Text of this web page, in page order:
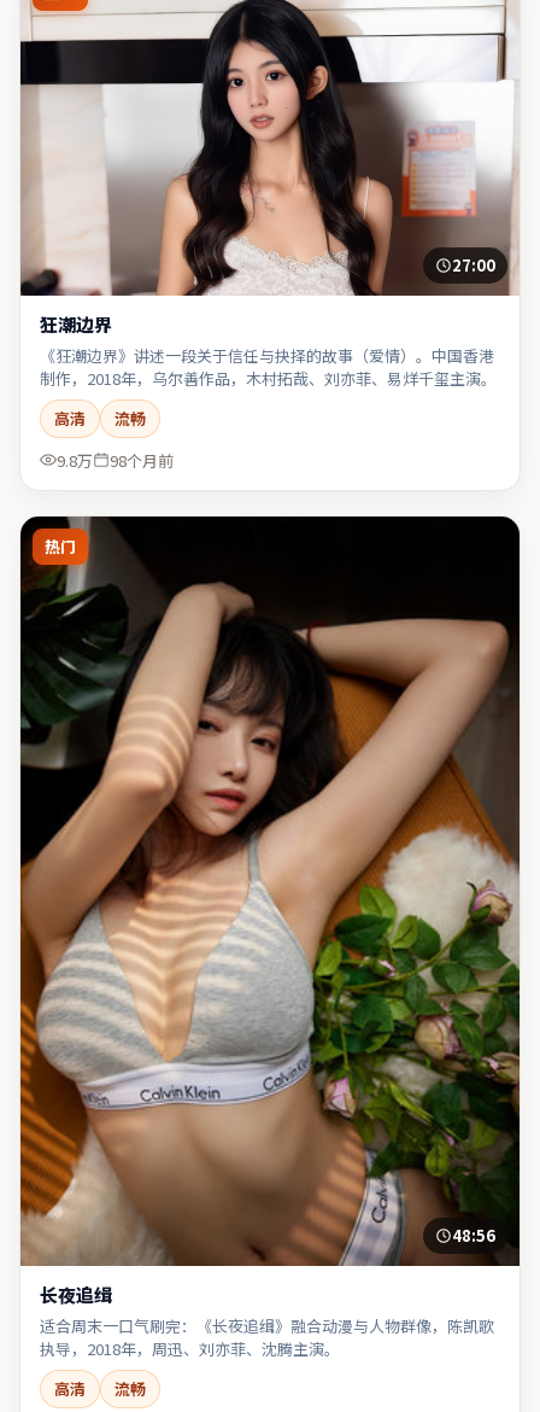
27:00
狂潮边界
《狂潮边界》讲述一段关于信任与抉择的故事（爱情）。中国香港
制作，2018年，乌尔善作品，木村拓哉、刘亦菲、易烊千玺主演。
高清
流畅
9.8万
98个月前
热门
48:56
长夜追缉
适合周末一口气刷完：《长夜追缉》融合动漫与人物群像，陈凯歌
执导，2018年，周迅、刘亦菲、沈腾主演。
高清
流畅